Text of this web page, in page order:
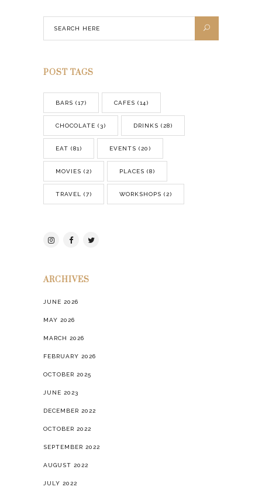
POST TAGS
BARS (17) CAFES (14)
CHOCOLATE (3) DRINKS (28)
EAT (81) EVENTS (20)
MOVIES (2) PLACES (8)
TRAVEL (7) WORKSHOPS (2)
ARCHIVES
JUNE 2026
MAY 2026
MARCH 2026
FEBRUARY 2026
OCTOBER 2025
JUNE 2023
DECEMBER 2022
OCTOBER 2022
SEPTEMBER 2022
AUGUST 2022
JULY 2022